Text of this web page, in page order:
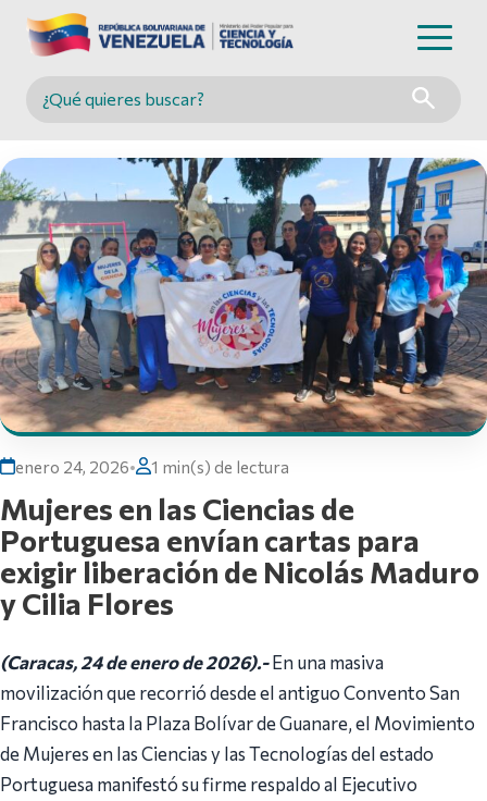
Buscar en MINCYT
enero 24, 2026• 1 min(s) de lectura
Mujeres en las Ciencias de
Portuguesa envían cartas para
exigir liberación de Nicolás Maduro
y Cilia Flores
(Caracas, 24 de enero de 2026).-En una masiva
movilización que recorrió desde el antiguo Convento San
Francisco hasta la Plaza Bolívar de Guanare, el Movimiento
de Mujeres en las Ciencias y las Tecnologías del estado
Portuguesa manifestó su firme respaldo al Ejecutivo